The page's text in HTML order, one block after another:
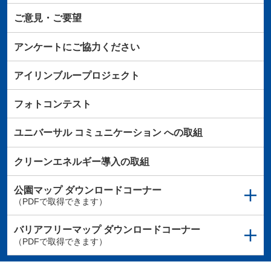
ご意見・ご要望
アンケートにご協力ください
アイリンブループロジェクト
フォトコンテスト
ユニバーサルコミュニケーションへの取組
クリーンエネルギー導入の取組
公園マップダウンロードコーナー
（PDFで取得できます）
バリアフリーマップダウンロードコーナー
（PDFで取得できます）